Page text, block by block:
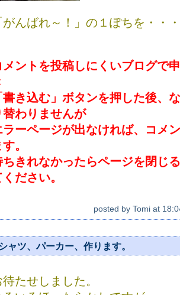
がんばれ～！」の１ぽちを・・
メントを投稿しにくいブログで
書き込む」ボタンを押した後、
替わりませんが
ラーページが出なければ、コメ
す。
ちきれなかったらページを閉じ
ださい。
posted by Tomi at
ャツ、パーカー、作ります。
待たせしました。